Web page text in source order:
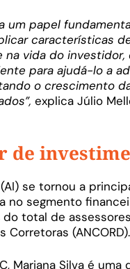
um papel
características
vida do
para ajudá-lo a
o crescimento
explica Júlio
de
se tornou a
no segmento
do total de
(ANCORD).
Mariana Silva é